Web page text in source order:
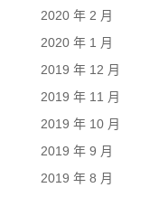
2020 年 2 月
2020 年 1 月
2019 年 12 月
2019 年 11 月
2019 年 10 月
2019 年 9 月
2019 年 8 月